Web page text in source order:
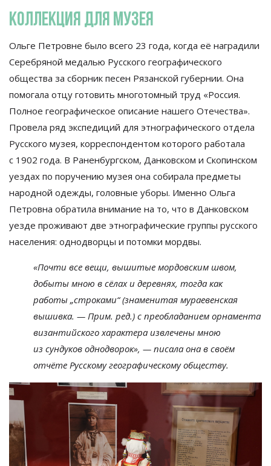
Коллекция для музея
Ольге Петровне было всего 23 года, когда её наградили
Серебряной медалью Русского географического
общества за сборник песен Рязанской губернии. Она
помогала отцу готовить многотомный труд «Россия.
Полное географическое описание нашего Отечества».
Провела ряд экспедиций для этнографического отдела
Русского музея, корреспондентом которого работала
с 1902 года. В Раненбургском, Данковском и Скопинском
уездах по поручению музея она собирала предметы
народной одежды, головные уборы. Именно Ольга
Петровна обратила внимание на то, что в Данковском
уезде проживают две этнографические группы русского
населения: однодворцы и потомки мордвы.
«Почти все вещи, вышитые мордовским швом,
добыты мною в сёлах и деревнях, тогда как
работы „строками“(знаменитая мураевенская
вышивка. — Прим. ред.) с преобладанием орнамента
византийского характера извлечены мною
из сундуков однодворок», — писала она в своём
отчёте Русскому географическому обществу.